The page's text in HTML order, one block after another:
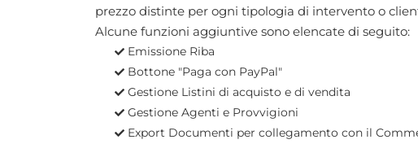
prezzo distinte per ogni tipologia di intervento o
Alcune funzioni aggiuntive sono elencate di seguito:
Emissione Riba
Bottone "Paga con PayPal"
Gestione Listini di acquisto e di vendita
Gestione Agenti e Provvigioni
Export Documenti per collegamento con il